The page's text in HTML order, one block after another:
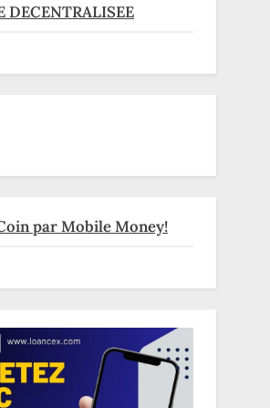
DECENTRALISEE
par Mobile Money!